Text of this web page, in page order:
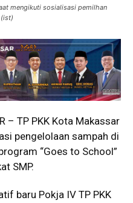
mengikuti sosialisasi pemilhan
– TP PKK Kota Makassar
pengelolaan sampah di
“Goes to School”
SMP.
baru Pokja IV TP PKK